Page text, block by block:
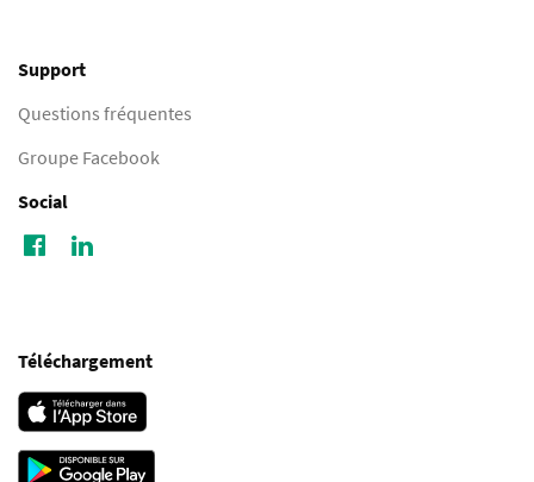
Support
Questions fréquentes
Groupe Facebook
Social
Téléchargement